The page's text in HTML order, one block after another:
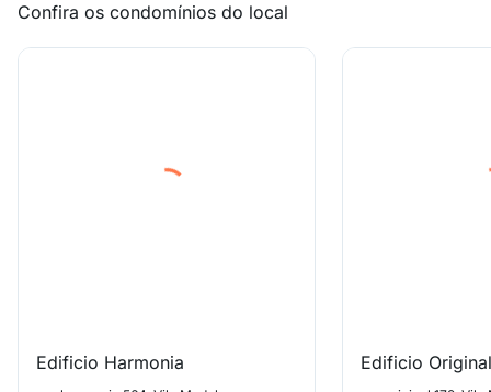
Confira os condomínios do local
Edificio Harmonia Edificio Original